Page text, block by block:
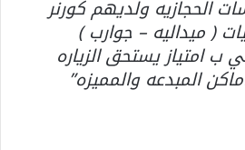
الحجازيه ولديهم كورنر
( ميداليه – جوارب )
ب امتياز يستحق الزياره
المبدعه والمميزه”